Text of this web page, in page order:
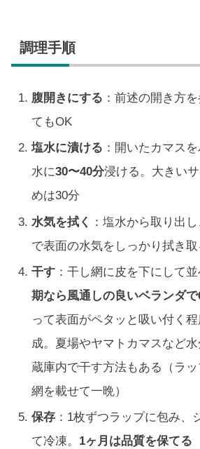
調理手順
腹開きにする ：前述の開き方
てもOK
塩水に漬ける ：開いたカマス
水に30〜40分浸ける。大きい
めは30分
水気を拭く
：塩水から取り出
で表面の水気をしっかり拭き取
干す ：干し網に皮を下にして
期なら風通しの良いベランダで
って表面がペタッと吸い付く
成。夏場やヤマトカマスなど
蔵庫内で干す方法もある（ラ
網を載せて一晩）
保存 ：1枚ずつラップに包み、
て冷凍。 1ヶ月は品質を保てる